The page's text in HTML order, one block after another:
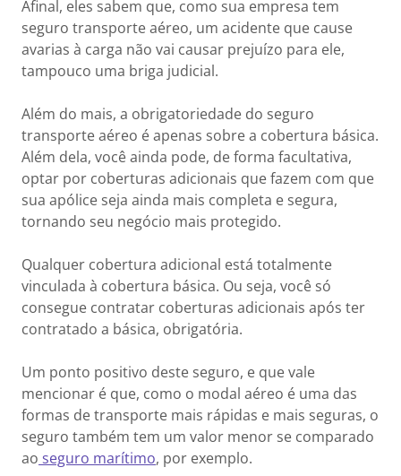
Afinal, eles sabem que, como sua empresa tem
seguro transporte aéreo, um acidente que cause
avarias à carga não vai causar prejuízo para ele,
tampouco uma briga judicial.
Além do mais, a obrigatoriedade do seguro
transporte aéreo é apenas sobre a cobertura básica.
Além dela, você ainda pode, de forma facultativa,
optar por coberturas adicionais que fazem com que
sua apólice seja ainda mais completa e segura,
tornando seu negócio mais protegido.
Qualquer cobertura adicional está totalmente
vinculada à cobertura básica. Ou seja, você só
consegue contratar coberturas adicionais após ter
contratado a básica, obrigatória.
Um ponto positivo deste seguro, e que vale
mencionar é que, como o modal aéreo é uma das
formas de transporte mais rápidas e mais seguras, o
seguro também tem um valor menor se comparado
ao seguro marítimo, por exemplo.